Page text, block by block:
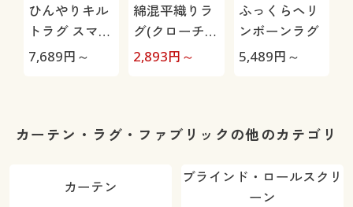
ひんやりキル
トラグ スマー
トドライ®プ
7,689円～
綿混平織りラ
グ(クローチ
ェ)
2,893円～
ふっくらヘリ
ンボーンラグ
5,489円～
カーテン・ラグ・ファブリックの他のカテゴリ
カーテン
ブラインド・ロールスクリ
ーン